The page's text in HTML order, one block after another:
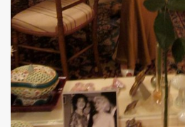
15 septembre 2019 a Paris
de vague à l'âme", "Tendre
16 juillet 2019 a Paris pour son
concert le 27 juin 2019 a la